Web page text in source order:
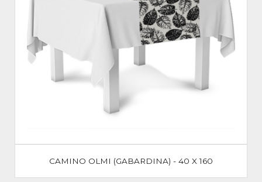
CAMINO OLMI (GABARDINA) - 40 X 160